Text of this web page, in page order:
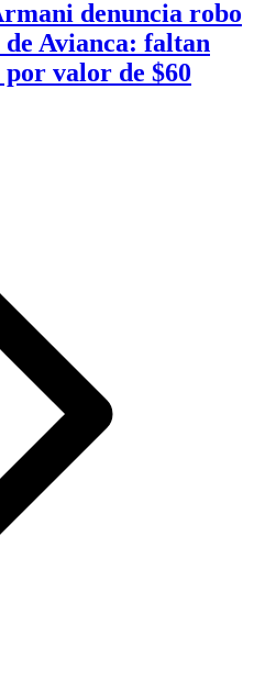
denuncia robo
Avianca: faltan
valor de $60